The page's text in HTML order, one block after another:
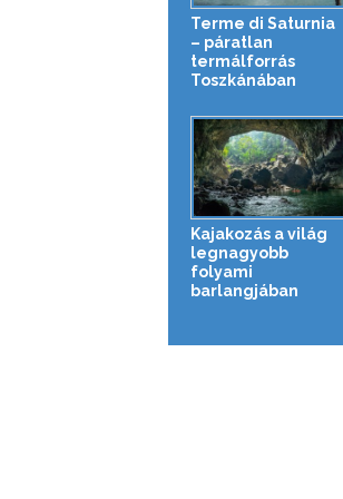
Terme di Saturnia
– páratlan
termálforrás
Toszkánában
Kajakozás a világ
legnagyobb
folyami
barlangjában